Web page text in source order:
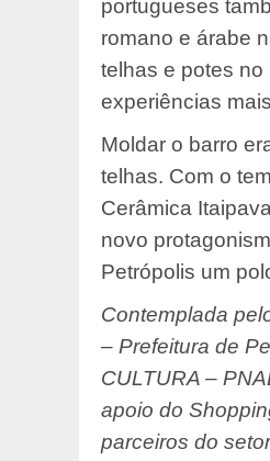
portugueses
romano e árabe
telhas e potes no
experiências
Moldar o barro
telhas. Com o
Cerâmica
novo
Petrópolis um
Contemplada
– Prefeitura de
CULTURA –
apoio do
parceiros do